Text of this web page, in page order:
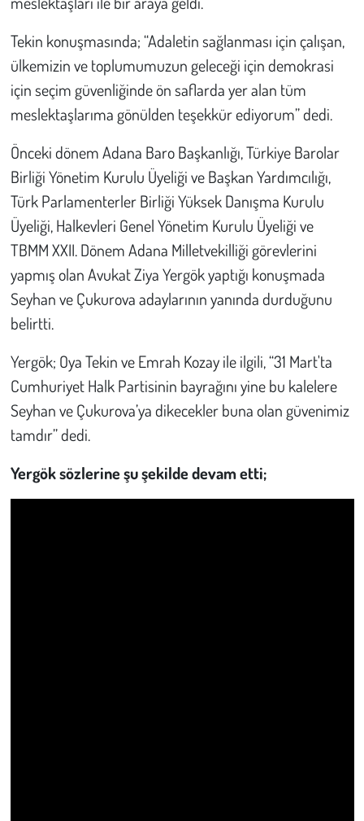
Tekin konuşmasında; “Adaletin sağlanması için çalışan,
ülkemizin ve toplumumuzun geleceği için demokrasi
için seçim güvenliğinde ön saflarda yer alan tüm
meslektaşlarıma gönülden teşekkür ediyorum” dedi.
Önceki dönem Adana Baro Başkanlığı, Türkiye Barolar
Birliği Yönetim Kurulu Üyeliği ve Başkan Yardımcılığı,
Türk Parlamenterler Birliği Yüksek Danışma Kurulu
Üyeliği, Halkevleri Genel Yönetim Kurulu Üyeliği ve
TBMM XXII. Dönem Adana Milletvekilliği görevlerini
yapmış olan Avukat Ziya Yergök yaptığı konuşmada
Seyhan ve Çukurova adaylarının yanında durduğunu
belirtti.
Yergök; Oya Tekin ve Emrah Kozay ile ilgili, “31 Mart'ta
Cumhuriyet Halk Partisinin bayrağını yine bu kalelere
Seyhan ve Çukurova’ya dikecekler buna olan güvenimiz
tamdır” dedi.
Yergök sözlerine şu şekilde devam etti;